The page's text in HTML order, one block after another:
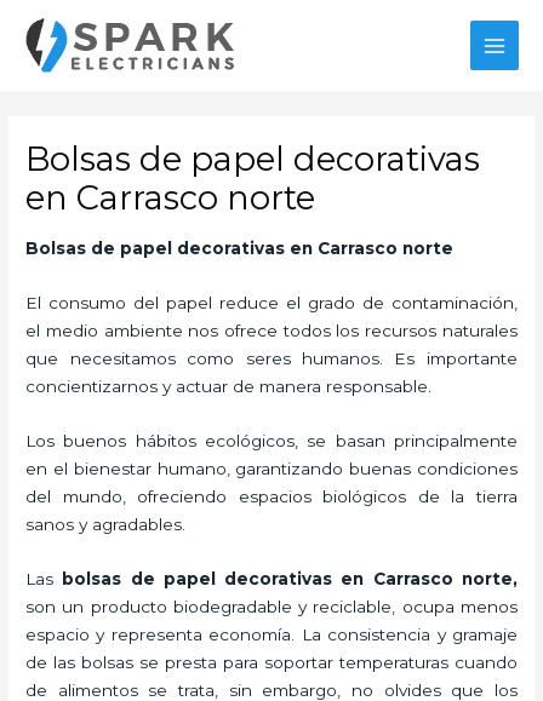
contenido
Bolsas de papel decorativas
en Carrasco norte
Bolsas de papel decorativas en Carrasco norte
El consumo del papel reduce el grado de contaminación,
el medio ambiente nos ofrece todos los recursos naturales
que necesitamos como seres humanos. Es importante
concientizarnos y actuar de manera responsable.
Los buenos hábitos ecológicos, se basan principalmente
en el bienestar humano, garantizando buenas condiciones
del mundo, ofreciendo espacios biológicos de la tierra
sanos y agradables.
Las
bolsas de papel decorativas en Carrasco norte,
son un producto biodegradable y reciclable, ocupa menos
espacio y representa economía. La consistencia y gramaje
de las bolsas se presta para soportar temperaturas cuando
de alimentos se trata, sin embargo, no olvides que los